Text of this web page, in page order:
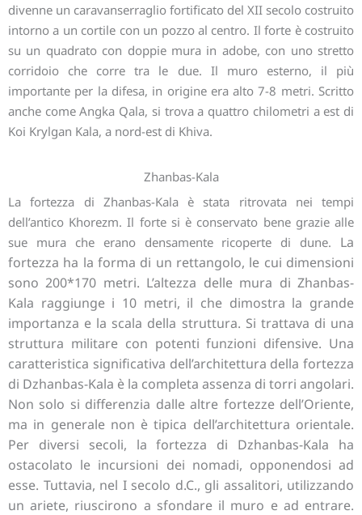
divenne un caravanserraglio fortificato del XII secolo costruito
intorno a un cortile con un pozzo al centro. Il forte è costruito
su un quadrato con doppie mura in adobe, con uno stretto
corridoio che corre tra le due. Il muro esterno, il più
importante per la difesa, in origine era alto 7-8 metri. Scritto
anche come Angka Qala, si trova a quattro chilometri a est di
Koi Krylgan Kala, a nord-est di Khiva.
Zhanbas-Kala
La fortezza di Zhanbas-Kala è stata ritrovata nei tempi
dell’antico Khorezm. Il forte si è conservato bene grazie alle
sue mura che erano densamente ricoperte di dune. La
fortezza ha la forma di un rettangolo, le cui dimensioni
sono 200*170 metri. L’altezza delle mura di Zhanbas-
Kala raggiunge i 10 metri, il che dimostra la grande
importanza e la scala della struttura. Si trattava di una
struttura militare con potenti funzioni difensive. Una
caratteristica significativa dell’architettura della fortezza
di Dzhanbas-Kala è la completa assenza di torri angolari.
Non solo si differenzia dalle altre fortezze dell’Oriente,
ma in generale non è tipica dell’architettura orientale.
Per diversi secoli, la fortezza di Dzhanbas-Kala ha
ostacolato le incursioni dei nomadi, opponendosi ad
esse. Tuttavia, nel I secolo d.C., gli assalitori, utilizzando
un ariete, riuscirono a sfondare il muro e ad entrare.